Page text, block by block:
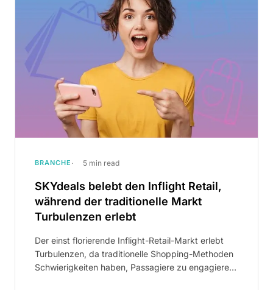
BRANCHE 5 min read
SKYdeals belebt den Inflight Retail,
während der traditionelle Markt
Turbulenzen erlebt
Der einst florierende Inflight-Retail-Markt erlebt
Turbulenzen, da traditionelle Shopping-Methoden
Schwierigkeiten haben, Passagiere zu engagieren.